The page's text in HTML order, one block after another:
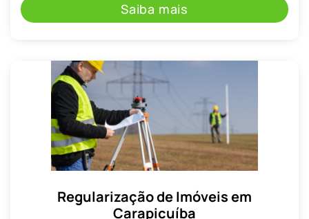
Saiba mais
Regularização de Imóveis em
Carapicuíba